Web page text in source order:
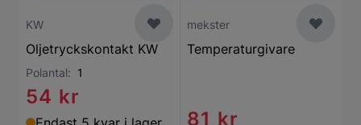
KW
Oljetryckskontakt KW
Polantal: 1
54 kr
mekster
Temperaturgivare
81 kr